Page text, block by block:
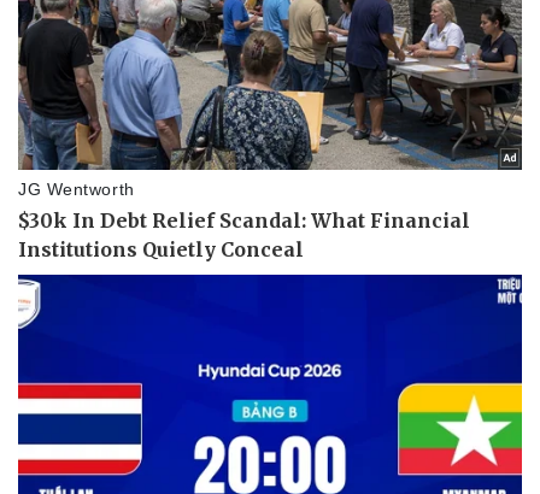
Hạt giống tâm hồn